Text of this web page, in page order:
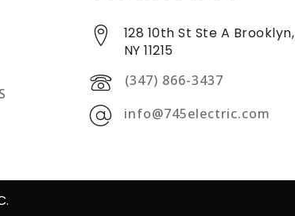
128 10th St Ste A Brooklyn,
NY 11215
(347) 866-3437
info@745electric.com